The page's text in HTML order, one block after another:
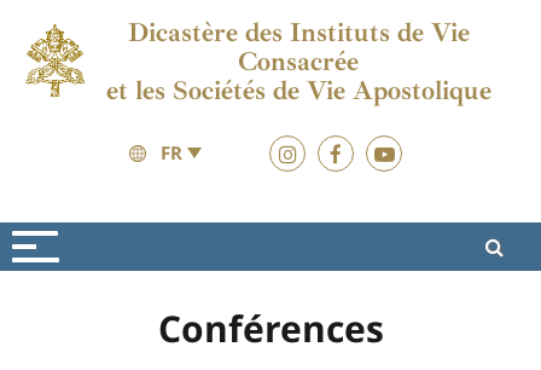
Dicastère des Instituts de Vie
Consacrée
et les Sociétés de Vie Apostolique
FR
Conférences